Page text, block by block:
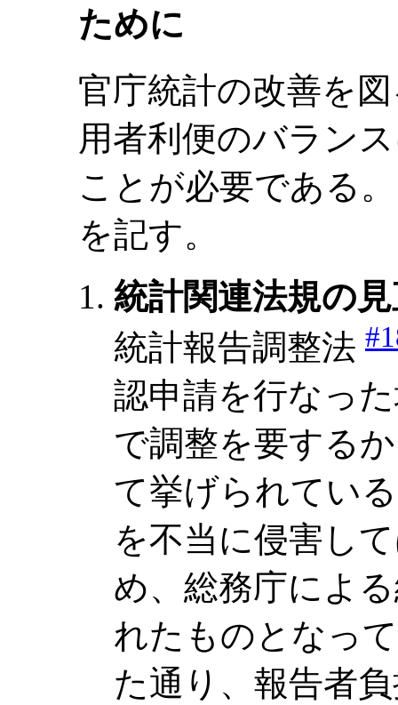
ために
官庁統計の改善を
用者利便のバラン
ことが必要である
を記す。
統計関連法規の
統計報告調整法
認申請を行なっ
で調整を要する
て挙げられてい
を不当に侵害し
め、総務庁によ
れたものとなっ
た通り、報告者